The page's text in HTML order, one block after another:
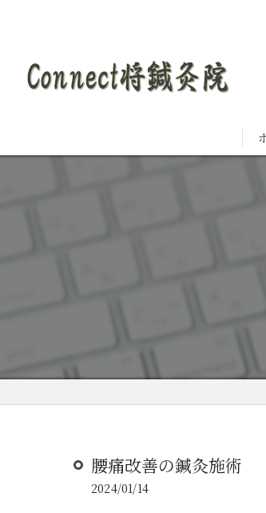
腰痛改善の鍼灸施術
2024/01/14